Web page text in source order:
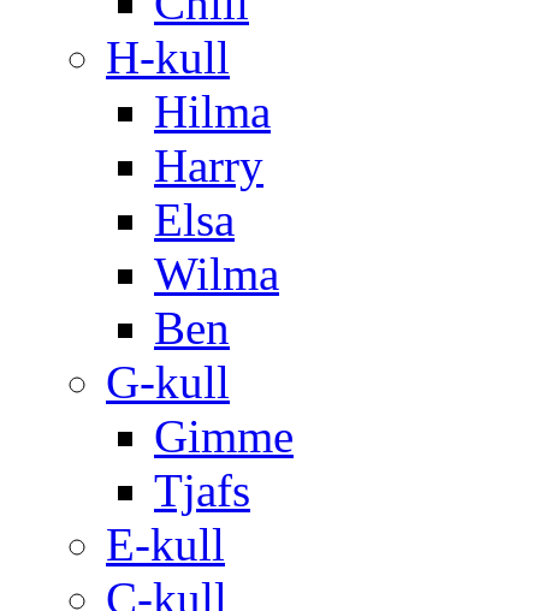
H-kull
Hilma
Harry
Elsa
Wilma
Ben
G-kull
Gimme
Tjafs
E-kull
C-kull